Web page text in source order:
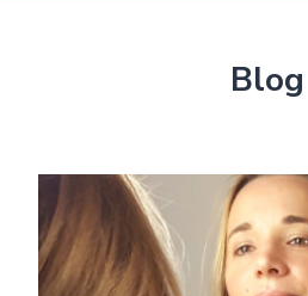
Blog